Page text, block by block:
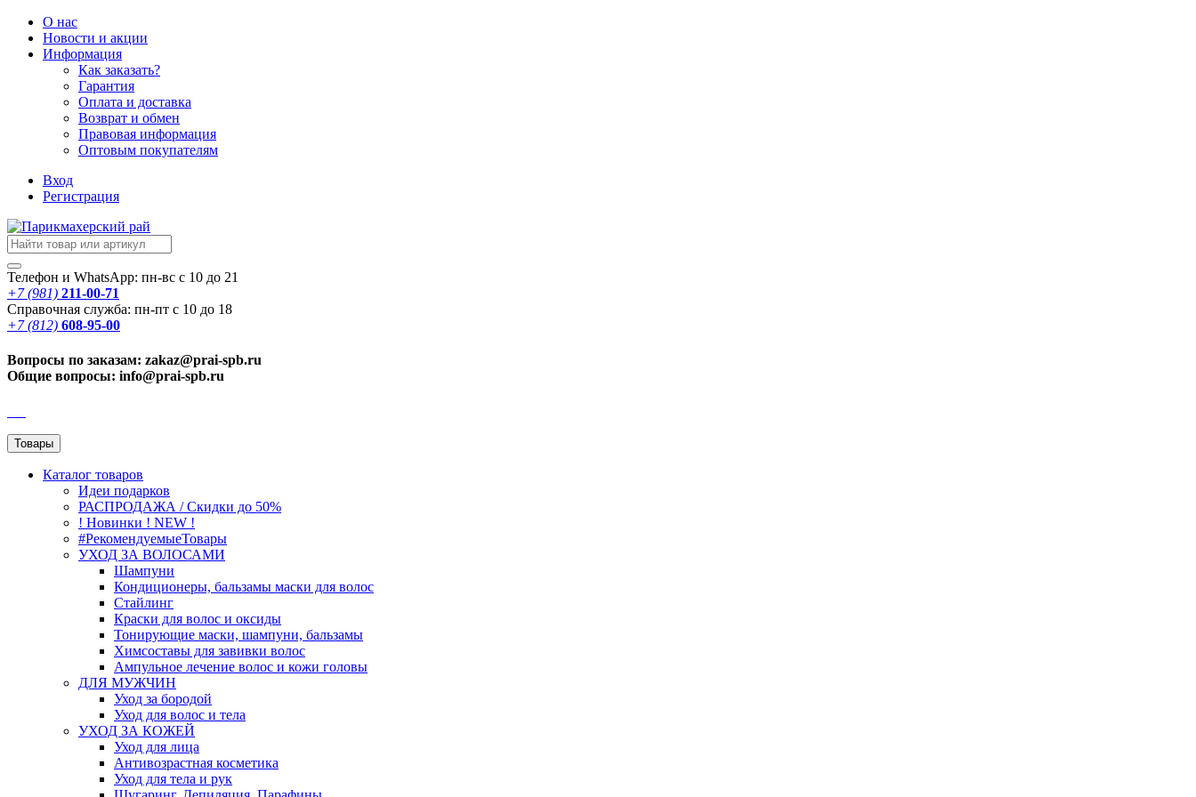
О нас
Новости и акции
Информация
Как заказать?
Гарантия
Оплата и доставка
Возврат и обмен
Правовая информация
Оптовым покупателям
Вход
Регистрация
Телефон и WhatsApp: пн-вс с 10 до 21
+7 (981) 211-00-71
Справочная служба: пн-пт с 10 до 18
+7 (812) 608-95-00
Вопросы по заказам: zakaz@prai-spb.ru
Общие вопросы: info@prai-spb.ru
Товары
Каталог товаров
Идеи подарков
РАСПРОДАЖА / Скидки до 50%
! Новинки ! NEW !
#РекомендуемыеТовары
УХОД ЗА ВОЛОСАМИ
Шампуни
Кондиционеры, бальзамы маски для волос
Стайлинг
Краски для волос и оксиды
Тонирующие маски, шампуни, бальзамы
Химсоставы для завивки волос
Ампульное лечение волос и кожи головы
ДЛЯ МУЖЧИН
Уход за бородой
Уход для волос и тела
УХОД ЗА КОЖЕЙ
Уход для лица
Антивозрастная косметика
Уход для тела и рук